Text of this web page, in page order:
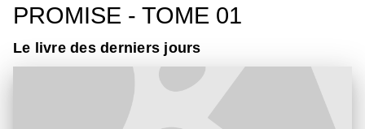
PROMISE - TOME 01
Le livre des derniers jours